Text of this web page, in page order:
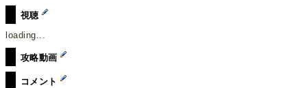
視聴
loading...
攻略動画
コメント